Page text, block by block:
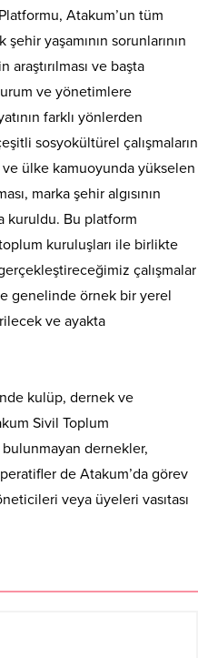
Atakum’un tüm
yaşamının sorunlarının
ve başta
ve yönetimlere
farklı yönlerden
sosyokültürel çalışmaların
ve ülke kamuoyunda yükselen
marka şehir algısının
kuruldu. Bu platform
kuruluşları ile birlikte
çalışmalar
genelinde örnek bir yerel
ve ayakta
kulüp, dernek ve
Sivil Toplum
bulunmayan dernekler,
de Atakum’da görev
veya üyeleri vasıtası